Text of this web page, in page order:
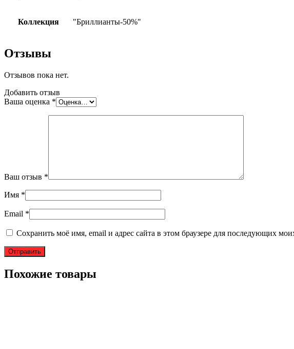
Коллекция "Бриллианты-50%"
Отзывы
Отзывов пока нет.
Добавить отзыв
Ваша оценка *
Ваш отзыв *
Имя *
Email *
Сохранить моё имя, email и адрес сайта в этом браузере для последующих
Похожие товары